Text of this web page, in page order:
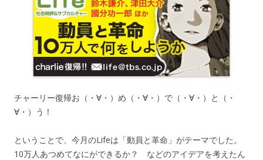
チャーリー復帰お（・∀・）め（・∀・）で（・∀・）と（・
∀・）う！
ということで、今月のLifeは「動員と革命」がテーマでした。
10万人あつめてなにができるか？ などのアイデアを考えたん